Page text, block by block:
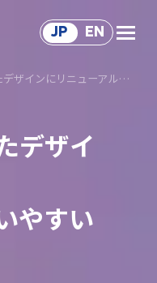
JP EN
Conceptを重視したデザインにリニューアルよりユーザーが使いやすいホームページに
デザイ
やすい